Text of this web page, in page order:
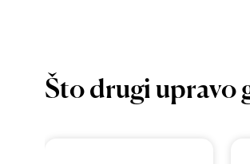
Što drugi upravo